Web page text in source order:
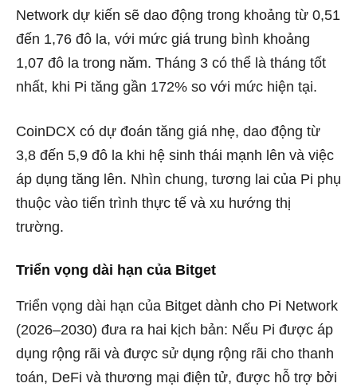
Network dự kiến ​​sẽ dao động trong khoảng từ 0,51
đến 1,76 đô la, với mức giá trung bình khoảng
1,07 đô la trong năm. Tháng 3 có thể là tháng tốt
nhất, khi Pi tăng gần 172% so với mức hiện tại.
CoinDCX có dự đoán tăng giá nhẹ, dao động từ
3,8 đến 5,9 đô la khi hệ sinh thái mạnh lên và việc
áp dụng tăng lên. Nhìn chung, tương lai của Pi phụ
thuộc vào tiến trình thực tế và xu hướng thị
trường.
Triển vọng dài hạn của Bitget
Triển vọng dài hạn của Bitget dành cho Pi Network
(2026–2030) đưa ra hai kịch bản: Nếu Pi được áp
dụng rộng rãi và được sử dụng rộng rãi cho thanh
toán, DeFi và thương mại điện tử, được hỗ trợ bởi